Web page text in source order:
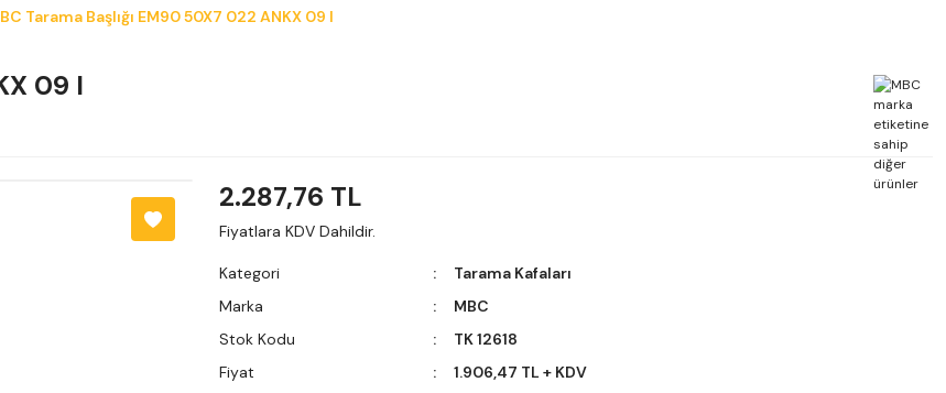
Tarama Başlığı EM90 50X7 022 ANKX 09 I
09 I
2.287,76 TL
Fiyatlara KDV Dahildir.
Kategori
Tarama Kafaları
Marka
MBC
Stok Kodu
TK 12618
Fiyat
1.906,47 TL + KDV